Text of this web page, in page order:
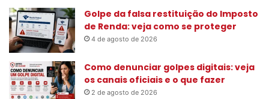
Golpe da falsa restituição do Imposto
de Renda: veja como se proteger
4 de agosto de 2026
Como denunciar golpes digitais: veja
os canais oficiais e o que fazer
2 de agosto de 2026